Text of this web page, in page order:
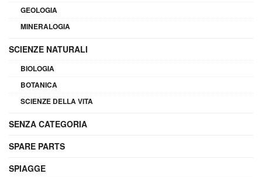
GEOLOGIA
MINERALOGIA
SCIENZE NATURALI
BIOLOGIA
BOTANICA
SCIENZE DELLA VITA
SENZA CATEGORIA
SPARE PARTS
SPIAGGE